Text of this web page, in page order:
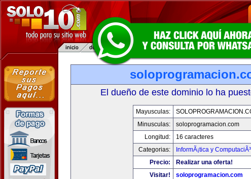
El dueño de este dominio lo ha
Mayusculas:
Minusculas:
soloprogramacion.com
Longitud:
16 caracteres
Categorias:
InformÃ¡tica y
Precio:
Realizar una oferta!
Visitar!
soloprogramacion.com